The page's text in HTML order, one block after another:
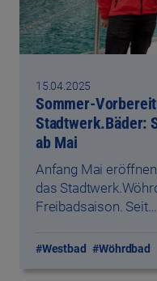
15.04.2025
Sommer-
Stadtwerk.Bäder:
ab Mai
Anfang Mai
das
Freibadsaison. Seit…
#Westbad #Wöhrdbad